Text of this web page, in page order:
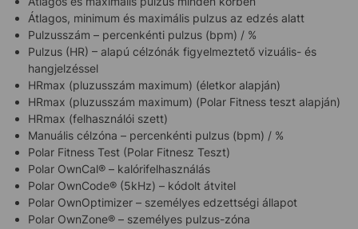
Átlagos, minimum és maximális pulzus az edzés alatt
Pulzusszám – percenkénti pulzus (bpm) / %
Pulzus (HR) – alapú célzónák figyelmeztető vizuális- és
hangjelzéssel
HRmax (pluzusszám maximum) (életkor alapján)
HRmax (pluzusszám maximum) (Polar Fitness teszt alapján)
HRmax (felhasználói szett)
Manuális célzóna – percenkénti pulzus (bpm) / %
Polar Fitness Test (Polar Fitnesz Teszt)
Polar OwnCal® – kalórifelhasználás
Polar OwnCode® (5kHz) – kódolt átvitel
Polar OwnOptimizer – személyes edzettségi állapot
Polar OwnZone® – személyes pulzus-zóna